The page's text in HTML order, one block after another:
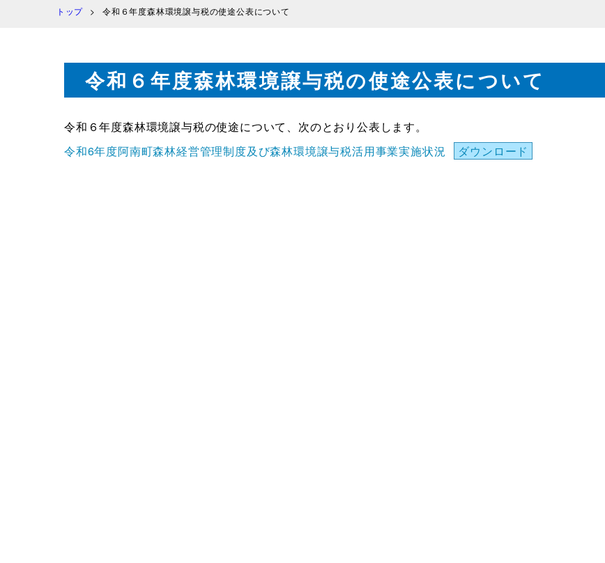
トップ 令和６年度森林環境譲与税の使途公表について
令和６年度森林環境譲与税の使途公表について
令和６年度森林環境譲与税の使途について、次のとおり公表します。
令和6年度阿南町森林経営管理制度及び森林環境譲与税活用事業実施状況
ダウンロード